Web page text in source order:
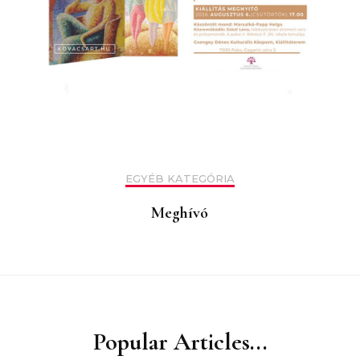
EGYÉB KATEGÓRIA
Meghívó
Popular Articles...